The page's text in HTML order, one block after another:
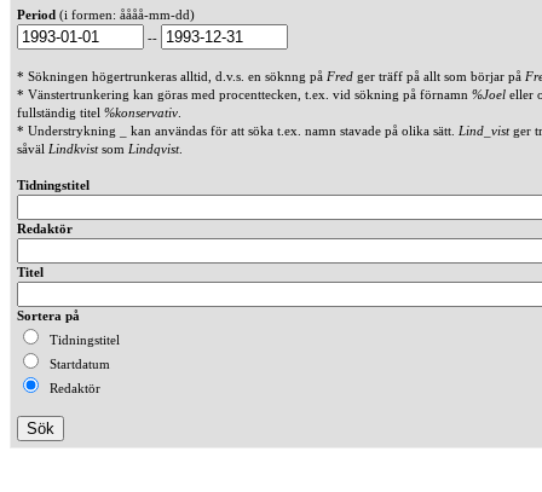
Period (i formen: åååå-mm-dd)
--
* Sökningen högertrunkeras alltid, d.v.s. en söknng på Fred ger träff på allt som börjar på
* Vänstertrunkering kan göras med procenttecken, t.ex. vid sökning på förnamn %Joel eller
fullständig titel %konservativ
* Understrykning _ kan användas för att söka t.ex. namn stavade på olika sätt. Lind_vistger
såväl Lindkvistsom Lindqvist.
Tidningstitel
Redaktör
Titel
Sortera på
Tidningstitel
Startdatum
Redaktör